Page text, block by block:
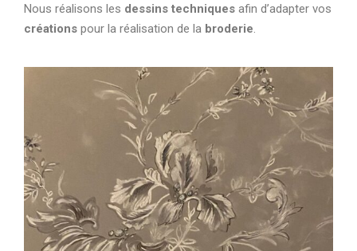
Nous réalisons les dessins techniques afin d’adapter vos
créations pour la réalisation de la broderie.